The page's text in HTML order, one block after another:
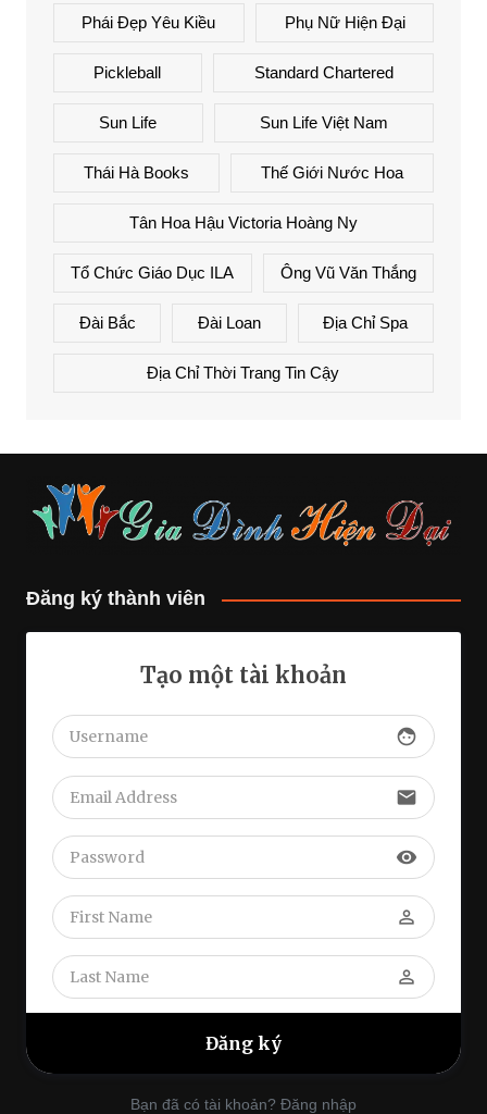
Phái Đẹp Yêu Kiều Phụ Nữ Hiện Đại
Pickleball Standard Chartered
Sun Life Sun Life Việt Nam
Thái Hà Books Thế Giới Nước Hoa
Tân Hoa Hậu Victoria Hoàng Ny
Tổ Chức Giáo Dục ILA Ông Vũ Văn Thắng
Đài Bắc Đài Loan Địa Chỉ Spa
Địa Chỉ Thời Trang Tin Cậy
Đăng ký thành viên
Tạo một tài khoản
face
email
visibility
perm_identity
perm_identity
Bạn đã có tài khoản? Đăng nhập